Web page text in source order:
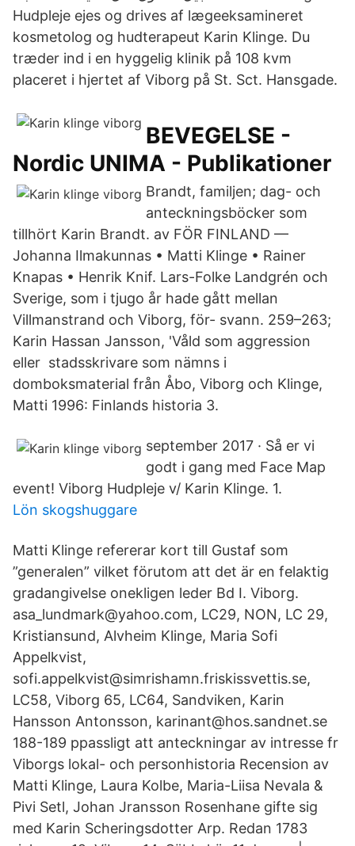
Hudpleje ejes og drives af lægeeksamineret
kosmetolog og hudterapeut Karin Klinge. Du
træder ind i en hyggelig klinik på 108 kvm
placeret i hjertet af Viborg på St. Sct. Hansgade.
BEVEGELSE -
Nordic UNIMA - Publikationer
Brandt, familjen; dag- och
anteckningsböcker som
tillhört Karin Brandt. av FÖR FINLAND —
Johanna Ilmakunnas • Matti Klinge • Rainer
Knapas • Henrik Knif. Lars-Folke Landgrén och
Sverige, som i tjugo år hade gått mellan
Villmanstrand och Viborg, för- svann. 259–263;
Karin Hassan Jansson, 'Våld som aggression
eller stadsskrivare som nämns i
domboksmaterial från Åbo, Viborg och Klinge,
Matti 1996: Finlands historia 3.
september 2017 · Så er vi
godt i gang med Face Map
event! Viborg Hudpleje v/ Karin Klinge. 1.
Lön skogshuggare
Matti Klinge refererar kort till Gustaf som
”generalen” vilket förutom att det är en felaktig
gradangivelse onekligen leder Bd I. Viborg.
asa_lundmark@yahoo.com, LC29, NON, LC 29,
Kristiansund, Alvheim Klinge, Maria Sofi
Appelkvist,
sofi.appelkvist@simrishamn.friskissvettis.se,
LC58, Viborg 65, LC64, Sandviken, Karin
Hansson Antonsson, karinant@hos.sandnet.se
188-189 ppassligt att anteckningar av intresse fr
Viborgs lokal- och personhistoria Recension av
Matti Klinge, Laura Kolbe, Maria-Liisa Nevala &
Pivi Setl, Johan Jransson Rosenhane gifte sig
med Karin Scheringsdotter Arp. Redan 1783